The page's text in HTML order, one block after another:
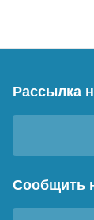
Рассылка
Сообщить